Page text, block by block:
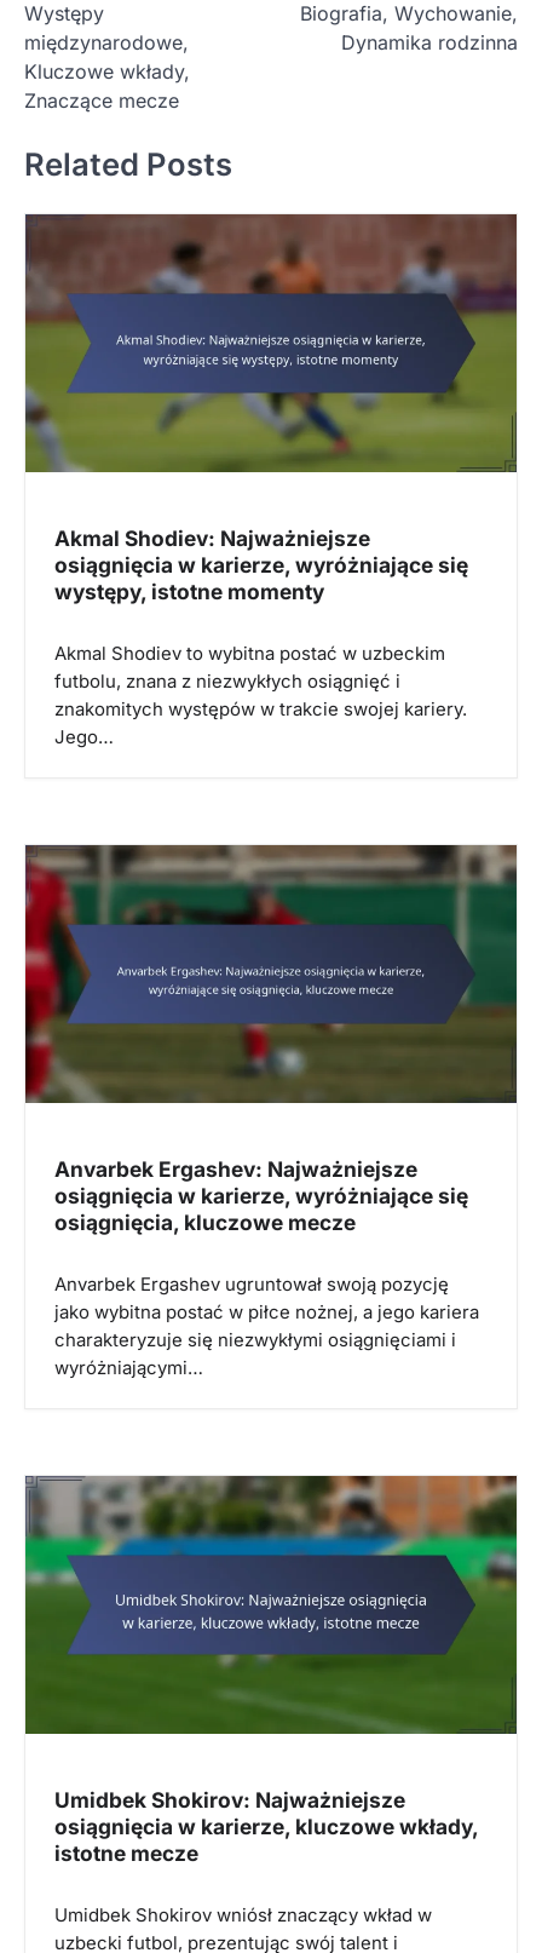
s
t
n
a
v
i
g
a
t
o
n
Występy
międzynarodowe,
Kluczowe wkłady,
Znaczące mecze
Biografia, Wychowanie,
Dynamika rodzinna
Related Posts
Akmal Shodiev: Najważniejsze
osiągnięcia w karierze, wyróżniające się
występy, istotne momenty
Akmal Shodiev to wybitna postać w uzbeckim
futbolu, znana z niezwykłych osiągnięć i
znakomitych występów w trakcie swojej kariery.
Jego…
Anvarbek Ergashev: Najważniejsze
osiągnięcia w karierze, wyróżniające się
osiągnięcia, kluczowe mecze
Anvarbek Ergashev ugruntował swoją pozycję
jako wybitna postać w piłce nożnej, a jego kariera
charakteryzuje się niezwykłymi osiągnięciami i
wyróżniającymi…
Umidbek Shokirov: Najważniejsze
osiągnięcia w karierze, kluczowe wkłady,
istotne mecze
Umidbek Shokirov wniósł znaczący wkład w
uzbecki futbol, prezentując swój talent i